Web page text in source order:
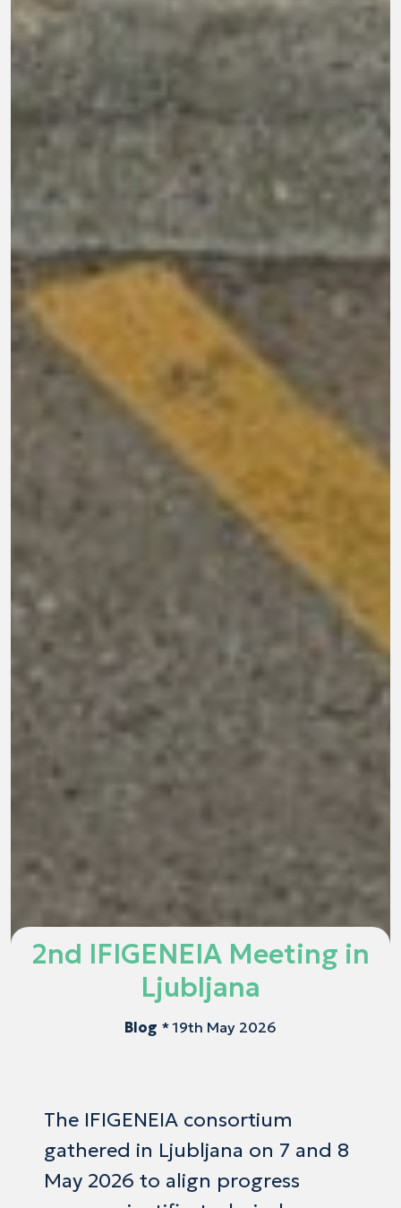
2nd IFIGENEIA Meeting in
Ljubljana
Blog * 19th May 2026
The IFIGENEIA consortium
gathered in Ljubljana on 7 and 8
May 2026 to align progress